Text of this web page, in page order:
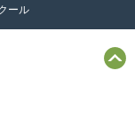
ール